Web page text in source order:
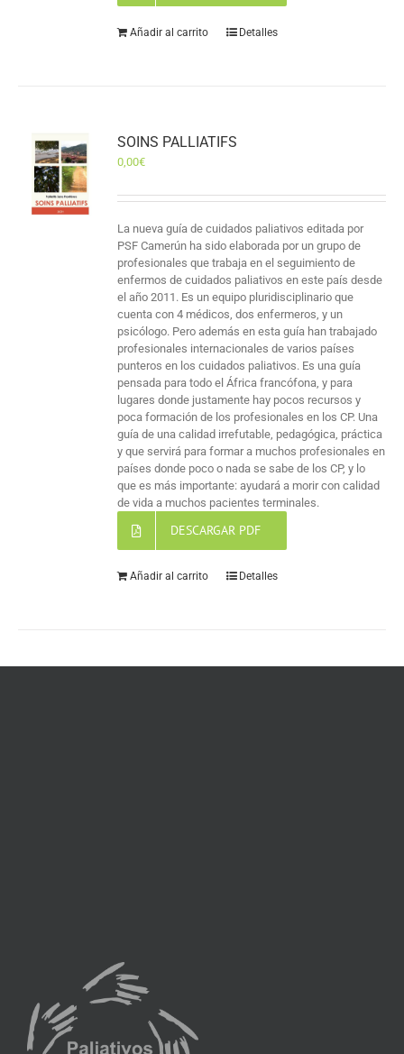
Añadir al carrito Detalles
SOINS PALLIATIFS
0,00€
La nueva guía de cuidados paliativos editada por
PSF Camerún ha sido elaborada por un grupo de
profesionales que trabaja en el seguimiento de
enfermos de cuidados paliativos en este país desde
el año 2011. Es un equipo pluridisciplinario que
cuenta con 4 médicos, dos enfermeros, y un
psicólogo. Pero además en esta guía han trabajado
profesionales internacionales de varios países
punteros en los cuidados paliativos. Es una guía
pensada para todo el África francófona, y para
lugares donde justamente hay pocos recursos y
poca formación de los profesionales en los CP. Una
guía de una calidad irrefutable, pedagógica, práctica
y que servirá para formar a muchos profesionales en
países donde poco o nada se sabe de los CP, y lo
que es más importante: ayudará a morir con calidad
de vida a muchos pacientes terminales.
DESCARGAR PDF
Añadir al carrito Detalles